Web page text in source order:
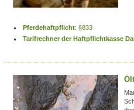
Pferdehaftpflicht: §833
Tarifrechner der Haftpflichtkasse